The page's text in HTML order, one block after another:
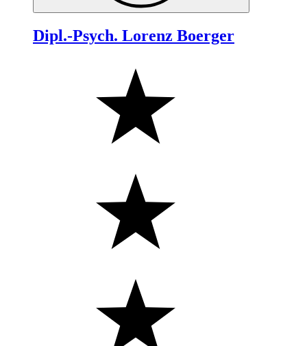
Dipl.-Psych. Lorenz Boerger